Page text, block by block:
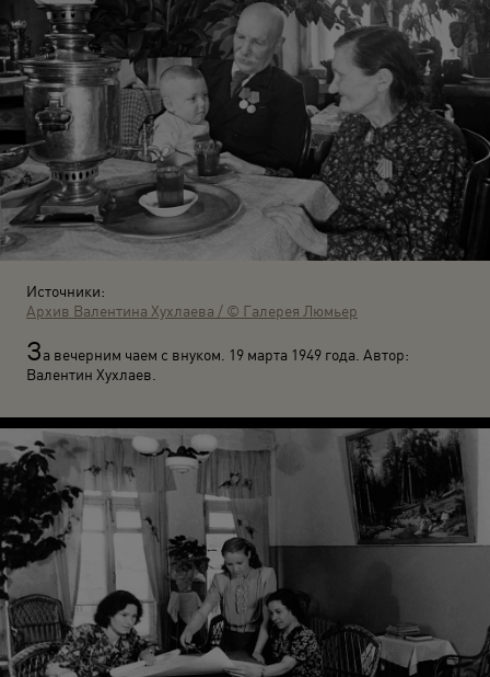
Источники:
Архив Валентина Хухлаева / © Галерея Люмьер
За вечерним чаем с внуком. 19 марта 1949 года. Автор:
Валентин Хухлаев.